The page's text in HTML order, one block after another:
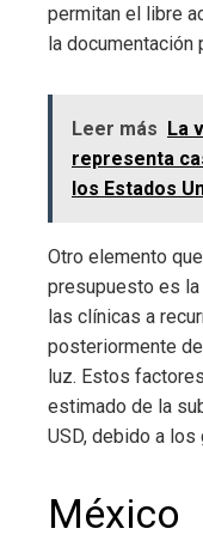
permitan el libre
la documentación
Leer más La
representa
los Estados
Otro elemento
presupuesto es la
las clínicas a
posteriormente
luz. Estos
estimado de la
USD, debido a
México